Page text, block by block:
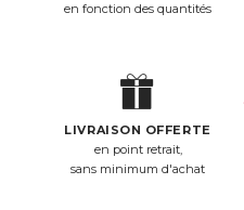
en fonction des quantités
LIVRAISON OFFERTE
en point retrait,
sans minimum d'achat